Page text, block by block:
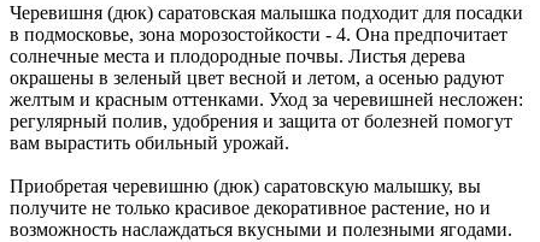
Черевишня (дюк) саратовская малышка подходит для посадки
в подмосковье, зона морозостойкости - 4. Она предпочитает
солнечные места и плодородные почвы. Листья дерева
окрашены в зеленый цвет весной и летом, а осенью радуют
желтым и красным оттенками. Уход за черевишней несложен:
регулярный полив, удобрения и защита от болезней помогут
вам вырастить обильный урожай.
Приобретая черевишню (дюк) саратовскую малышку, вы
получите не только красивое декоративное растение, но и
возможность наслаждаться вкусными и полезными ягодами.